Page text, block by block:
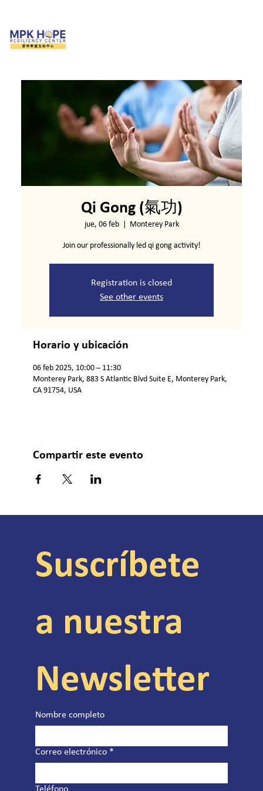
Qi Gong (氣功)
jue, 06 feb
  |
Monterey Park
Join our professionally led qi gong activity!
Registration is closed
See other events
Horario y ubicación
06 feb 2025, 10:00 – 11:30
Monterey Park, 883 S Atlantic Blvd Suite E, Monterey Park,
CA 91754, USA
Compartir este evento
Suscríbete
a nuestra
Newsletter
Nombre completo
Correo electrónico *